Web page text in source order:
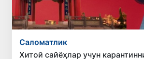
Саломатлик
Хитой сайёҳлар учун